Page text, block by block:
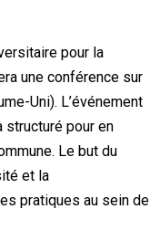
pour la
une conférence sur
Uni). L’événement
structuré pour en
Le but du
et la
pratiques au sein de